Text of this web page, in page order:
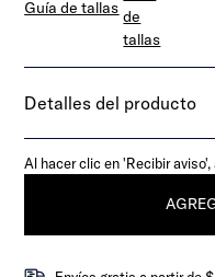
Guía de tallas
Detalles del producto
Al hacer clic en 'Recibir